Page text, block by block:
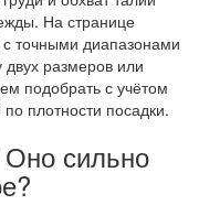
На странице
с точными диапазонами
размеров или
подобрать с учётом
плотности посадки.
Оно сильно